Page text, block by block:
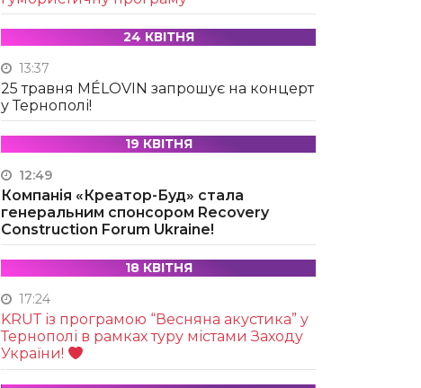
24 КВІТНЯ
13:37
25 травня MÉLOVIN запрошує на концерт
у Тернополі!
19 КВІТНЯ
12:49
Компанія «Креатор-Буд» стала
генеральним спонсором Recovery
Construction Forum Ukraine!
18 КВІТНЯ
17:24
KRUТ із програмою “Весняна акустика” у
Тернополі в рамках туру містами Заходу
України!